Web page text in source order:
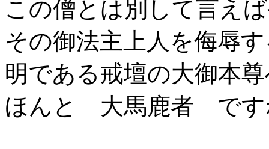
この僧とは別して言え
その御法主上人を侮辱
明である戒壇の大御本
ほんと 大馬鹿者 です